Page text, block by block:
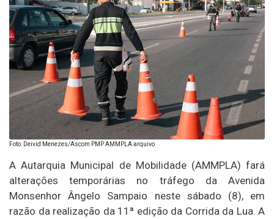
Foto: Deivid Menezes/Ascom PMP AMMPLA arquivo
A Autarquia Municipal de Mobilidade (AMMPLA) fará
alterações temporárias no tráfego da Avenida
Monsenhor Ângelo Sampaio neste sábado (8), em
razão da realização da 11ª edição da Corrida da Lua. A